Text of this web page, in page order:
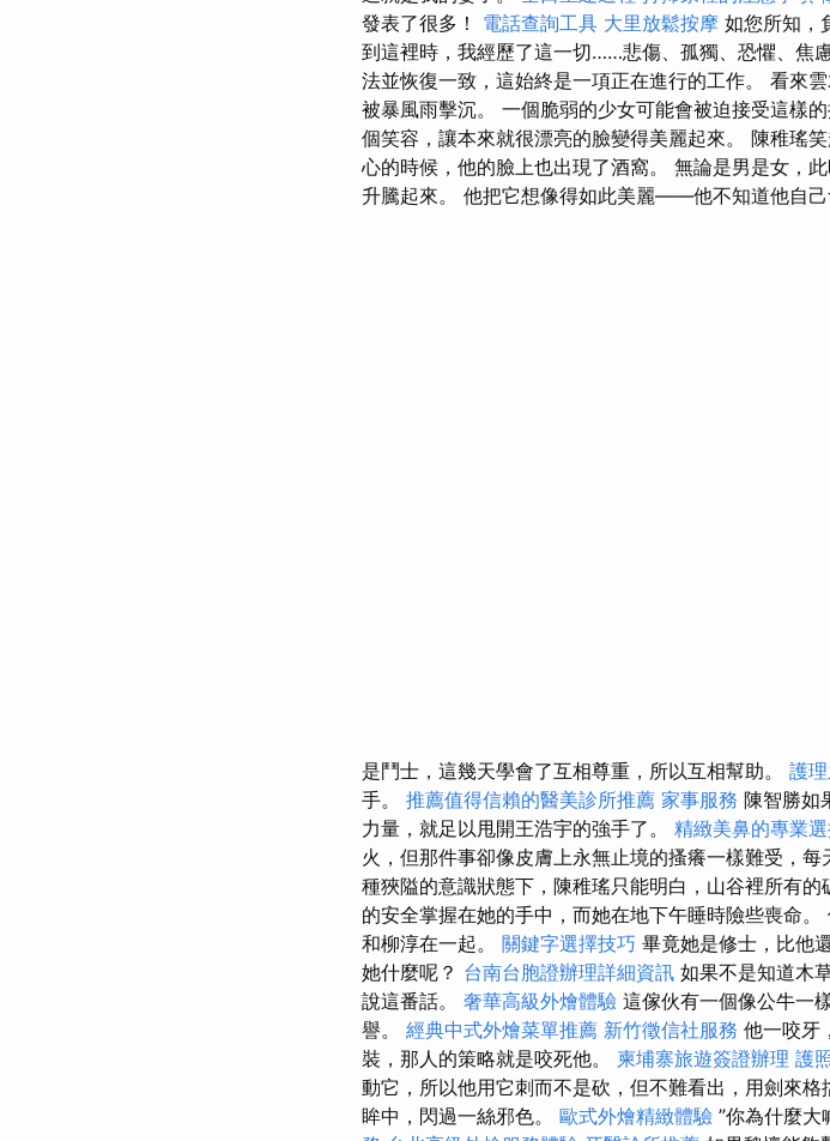
發表了很多！ 電話查詢工具 大里放鬆按摩 如您所知，
到這裡時，我經歷了這一切……悲傷、孤獨、恐懼、焦
法並恢復一致，這始終是一項正在進行的工作。 看來
被暴風雨擊沉。 一個脆弱的少女可能會被迫接受這樣
個笑容，讓本來就很漂亮的臉變得美麗起來。 陳稚瑤
心的時候，他的臉上也出現了酒窩。 無論是男是女，
升騰起來。 他把它想像得如此美麗——他不知道他自己
是鬥士，這幾天學會了互相尊重，所以互相幫助。 護
手。 推薦值得信賴的醫美診所推薦 家事服務 陳智勝如
力量，就足以甩開王浩宇的強手了。 精緻美鼻的專業
火，但那件事卻像皮膚上永無止境的搔癢一樣難受，每
種狹隘的意識狀態下，陳稚瑤只能明白，山谷裡所有的
的安全掌握在她的手中，而她在地下午睡時險些喪命
和柳淳在一起。 關鍵字選擇技巧 畢竟她是修士，比他
她什麼呢？ 台南台胞證辦理詳細資訊 如果不是知道木
說這番話。 奢華高級外燴體驗 這傢伙有一個像公牛一
譽。 經典中式外燴菜單推薦 新竹徵信社服務 他一咬牙
裝，那人的策略就是咬死他。 柬埔寨旅遊簽證辦理 護
動它，所以他用它刺而不是砍，但不難看出，用劍來
眸中，閃過一絲邪色。 歐式外燴精緻體驗 ”你為什麼大